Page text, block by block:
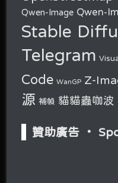
Qwen-Image Qwen-
Stable
Telegram
Code WanGP Z-
源 補幀 貓貓蟲咖波
贊助廣告 ‧